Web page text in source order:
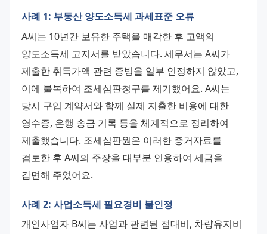
사례 1: 부동산 양도소득세 과세표준 오류
A씨는 10년간 보유한 주택을 매각한 후 고액의
양도소득세 고지서를 받았습니다. 세무서는 A씨가
제출한 취득가액 관련 증빙을 일부 인정하지 않았고,
이에 불복하여 조세심판청구를 제기했어요. A씨는
당시 구입 계약서와 함께 실제 지출한 비용에 대한
영수증, 은행 송금 기록 등을 체계적으로 정리하여
제출했습니다. 조세심판원은 이러한 증거자료를
검토한 후 A씨의 주장을 대부분 인용하여 세금을
감면해 주었어요.
사례 2: 사업소득세 필요경비 불인정
개인사업자 B씨는 사업과 관련된 접대비, 차량유지비